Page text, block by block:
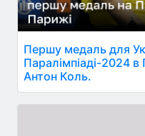
Першу медаль для
Паралімпіаді-2024
Антон Коль.